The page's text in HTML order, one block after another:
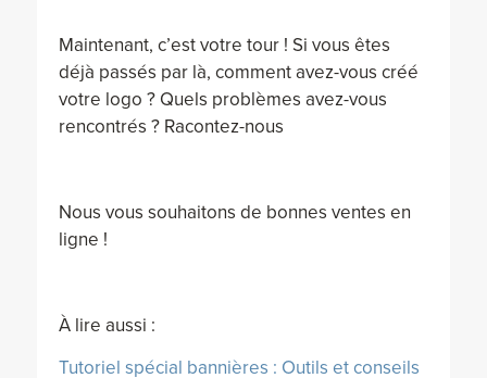
Maintenant, c’est votre tour ! Si vous êtes
déjà passés par là, comment avez-vous créé
votre logo ? Quels problèmes avez-vous
rencontrés ? Racontez-nous
Nous vous souhaitons de bonnes ventes en
ligne !
À lire aussi :
Tutoriel spécial bannières : Outils et conseils